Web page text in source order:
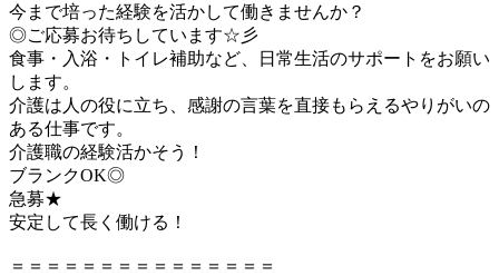
今まで培った経験を活かして働きませんか？
◎ご応募お待ちしています☆彡
食事・入浴・トイレ補助など、日常生活のサポートをお願い
します。
介護は人の役に立ち、感謝の言葉を直接もらえるやりがいの
ある仕事です。
介護職の経験活かそう！
ブランクOK◎
急募★
安定して長く働ける！
＝＝＝＝＝＝＝＝＝＝＝＝＝＝＝